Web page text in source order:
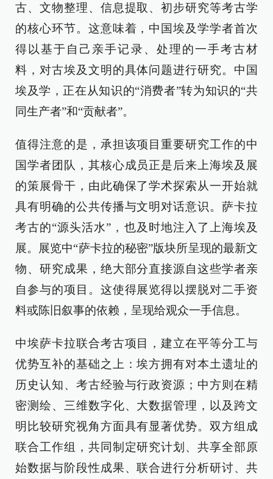
古、文物整理、信息提取、初步研究等考古学
的核心环节。这意味着，中国埃及学学者首次
得以基于自己亲手记录、处理的一手考古材
料，对古埃及文明的具体问题进行研究。中国
埃及学，正在从知识的“消费者”转为知识的“共
同生产者”和“贡献者”。
值得注意的是，承担该项目重要研究工作的中
国学者团队，其核心成员正是后来上海埃及展
的策展骨干，由此确保了学术探索从一开始就
具有明确的公共传播与文明对话意识。萨卡拉
考古的“源头活水”，也及时地注入了上海埃及
展。展览中“萨卡拉的秘密”版块所呈现的最新文
物、研究成果，绝大部分直接源自这些学者亲
自参与的项目。这使得展览得以摆脱对二手资
料或陈旧叙事的依赖，呈现给观众一手信息。
中埃萨卡拉联合考古项目，建立在平等分工与
优势互补的基础之上：埃方拥有对本土遗址的
历史认知、考古经验与行政资源；中方则在精
密测绘、三维数字化、大数据管理，以及跨文
明比较研究视角方面具有显著优势。双方组成
联合工作组，共同制定研究计划、共享全部原
始数据与阶段性成果、联合进行分析研讨、共